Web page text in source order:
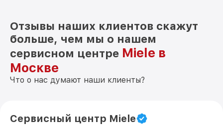
Отзывы наших клиентов скажут
больше, чем мы о нашем
сервисном центре Miele в
Москве
Что о нас думают наши клиенты?
Сервисный центр Miele